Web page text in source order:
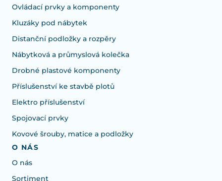
Ovládací prvky a komponenty
Kluzáky pod nábytek
Distanční podložky a rozpěry
Nábytková a průmyslová kolečka
Drobné plastové komponenty
Příslušenství ke stavbě plotů
Elektro příslušenství
Spojovací prvky
Kovové šrouby, matice a podložky
O NÁS
O nás
Sortiment